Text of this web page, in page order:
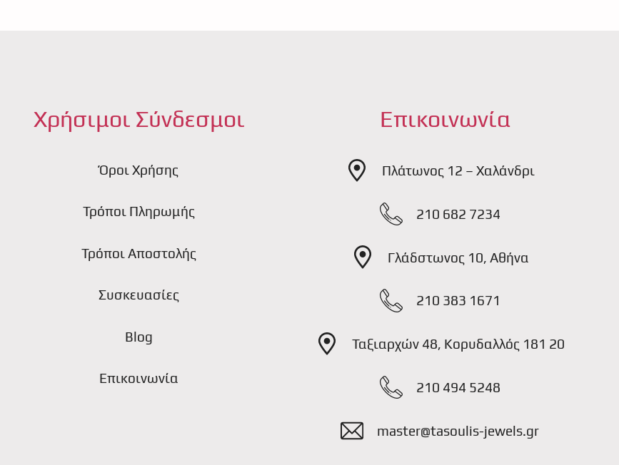
Χρήσιμοι Σύνδεσμοι
Όροι Χρήσης
Τρόποι Πληρωμής
Τρόποι Αποστολής
Συσκευασίες
Blog
Επικοινωνία
Επικοινωνία
Πλάτωνος 12 – Χαλάνδρι
210 682 7234
Γλάδστωνος 10, Αθήνα
210 383 1671
Ταξιαρχών 48, Κορυδαλλός 181 20
210 494 5248
master@tasoulis-jewels.gr